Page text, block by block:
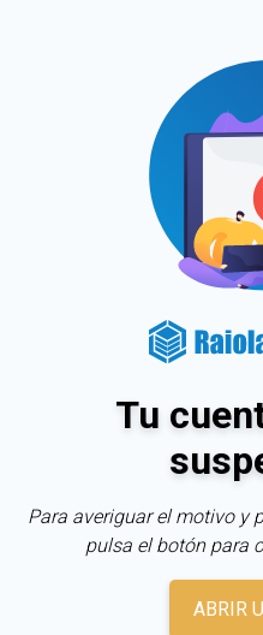
Tu
Para averiguar el motivo y
pulsa el botón para
ABRIR